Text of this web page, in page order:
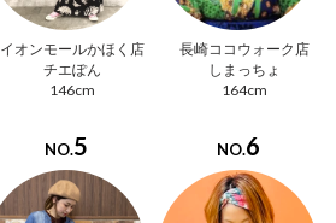
イオンモールかほく店
チエぽん
146cm
長崎ココウォーク店
しまっちょ
164cm
NO.5 NO.6